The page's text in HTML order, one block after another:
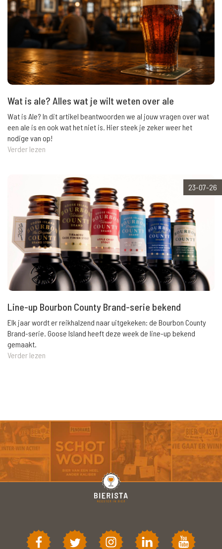
Wat is ale? Alles wat je wilt weten over ale
Wat is Ale? In dit artikel beantwoorden we al jouw vragen over wat
een ale is en ook wat het niet is. Hier steek je zeker weer het
nodige van op!
Verder lezen
23-07-26
Line-up Bourbon County Brand-serie bekend
Elk jaar wordt er reikhalzend naar uitgekeken: de Bourbon County
Brand-serie. Goose Island heeft deze week de line-up bekend
gemaakt.
Verder lezen